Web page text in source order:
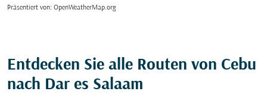
Präsentiert von: OpenWeatherMap.org
Entdecken Sie alle Routen von Cebu
nach Dar es Salaam